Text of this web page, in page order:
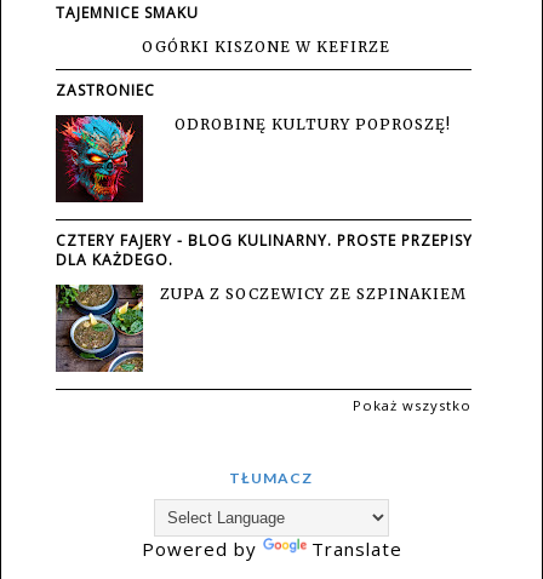
TAJEMNICE SMAKU
OGÓRKI KISZONE W KEFIRZE
ZASTRONIEC
ODROBINĘ KULTURY POPROSZĘ!
CZTERY FAJERY - BLOG KULINARNY. PROSTE PRZEPISY
DLA KAŻDEGO.
ZUPA Z SOCZEWICY ZE SZPINAKIEM
Pokaż wszystko
TŁUMACZ
Powered by Translate